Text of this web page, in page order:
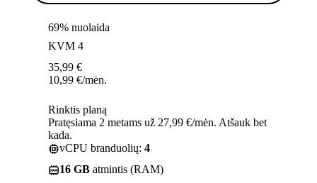
69% nuolaida
KVM 4
35,99 €
10,99 €/mėn.
Rinktis planą
Pratęsiama 2 metams už 27,99 €/mėn. Atšauk bet
kada.
vCPU branduolių: 4
16 GB atmintis (RAM)